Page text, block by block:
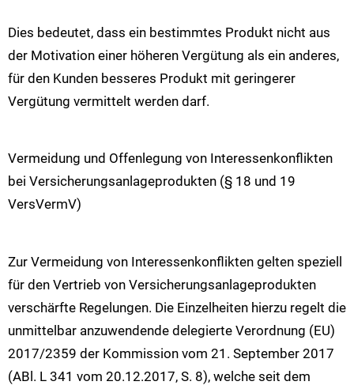
Dies bedeutet, dass ein bestimmtes Produkt nicht aus
der Motivation einer höheren Vergütung als ein anderes,
für den Kunden besseres Produkt mit geringerer
Vergütung vermittelt werden darf.
Vermeidung und Offenlegung von Interessenkonflikten
bei Versicherungsanlageprodukten (§ 18 und 19
VersVermV)
Zur Vermeidung von Interessenkonflikten gelten speziell
für den Vertrieb von Versicherungsanlageprodukten
verschärfte Regelungen. Die Einzelheiten hierzu regelt die
unmittelbar anzuwendende delegierte Verordnung (EU)
2017/2359 der Kommission vom 21. September 2017
(ABl. L 341 vom 20.12.2017, S. 8), welche seit dem